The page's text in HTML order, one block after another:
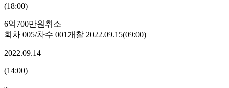
(18:00)
6억700만원 취소
회차 005/차수 001개찰 2022.09.15(09:00)
2022.09.14
(14:00)